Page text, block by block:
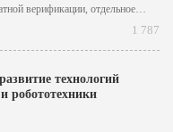
верификации, отдельное
полноэкранного режима
1 787
технологий
робототехники